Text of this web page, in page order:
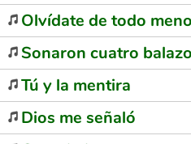
Olvídate de todo
Sonaron cuatro
Tú y la mentira
Dios me señaló